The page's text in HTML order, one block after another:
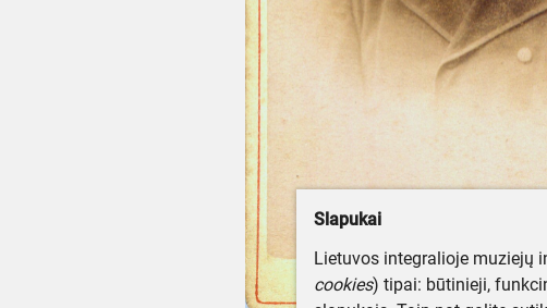
Slapukai
Lietuvos integralioje muziejų
cookies) tipai: būtinieji,